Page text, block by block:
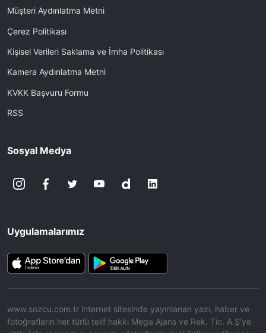
Müşteri Aydınlatma Metni
Çerez Politikası
Kişisel Verileri Saklama ve İmha Politikası
Kamera Aydınlatma Metni
KVKK Başvuru Formu
RSS
Sosyal Medya
Uygulamalarımız
www.sozcu.com.tr internet sitesinde yayınlanan yazı, haber ve
fotoğrafların her türlü telif hakkı Mega Ajans ve Rek. Tic. A.Ş'ye